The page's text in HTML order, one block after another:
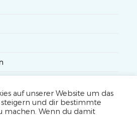
Storno-Bedingungen
auf unserer Website um das
und dir bestimmte
machen. Wenn du damit